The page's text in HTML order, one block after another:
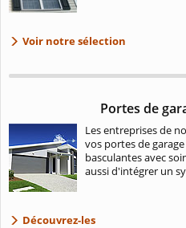
Voir notre sélection
Portes de
Les entreprises de
vos portes de
basculantes avec
aussi d'intégrer un
Découvrez-les